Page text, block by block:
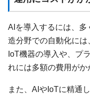
AIを導入するには、
造分野での自動化に
IoT機器の導入や、プ
れには多額の費用がか
また、AIやIoTに精通